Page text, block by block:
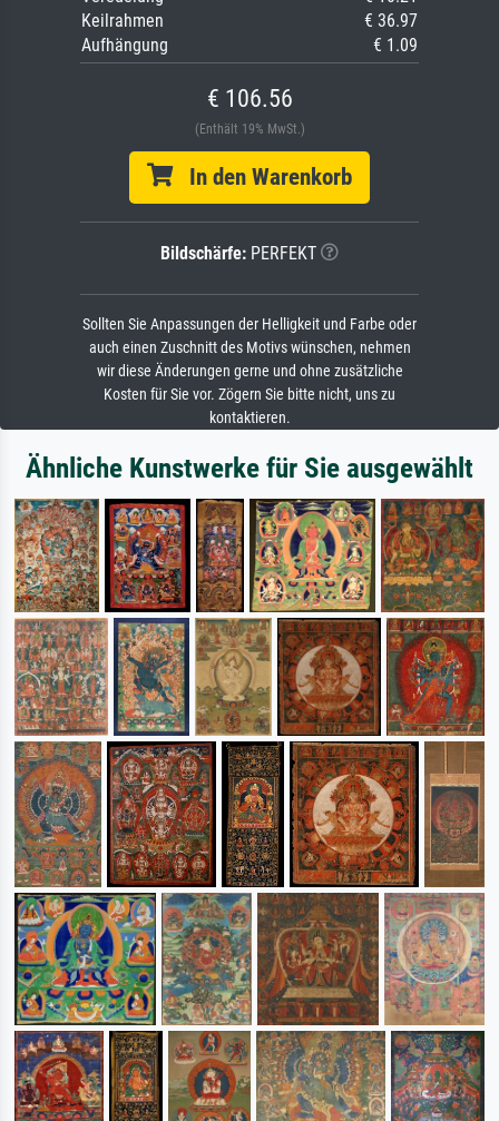
Keilrahmen
€ 36.97
Aufhängung
€ 1.09
€ 106.56
(Enthält 19% MwSt.)
In den Warenkorb
Bildschärfe: PERFEKT
Sollten Sie Anpassungen der Helligkeit und Farbe oder
auch einen Zuschnitt des Motivs wünschen, nehmen
wir diese Änderungen gerne und ohne zusätzliche
Kosten für Sie vor. Zögern Sie bitte nicht, uns zu
kontaktieren.
Ähnliche Kunstwerke für Sie ausgewählt